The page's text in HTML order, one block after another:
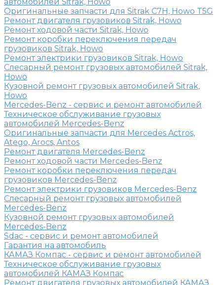
Оригинальные запчасти для Sitrak C7H, Howo T5G
Ремонт двигателя грузовиков Sitrak, Howo
Ремонт ходовой части Sitrak, Howo
Ремонт коробки переключения передач
грузовиков Sitrak, Howo
Ремонт электрики грузовиков Sitrak, Howo
Слесарный ремонт грузовых автомобилей Sitrak,
Howo
Кузовной ремонт грузовых автомобилей Sitrak,
Howo
Mercedes-Benz - сервис и ремонт автомобилей
Техническое обслуживание грузовых
автомобилей Mercedes-Benz
Оригинальные запчасти для Mercedes Actros,
Atego, Arocs, Antos
Ремонт двигателя Mercedes-Benz
Ремонт ходовой части Mercedes-Benz
Ремонт коробки переключения передач
грузовиков Mercedes-Benz
Ремонт электрики грузовиков Mercedes-Benz
Слесарный ремонт грузовых автомобилей
Mercedes-Benz
Кузовной ремонт грузовых автомобилей
Mercedes-Benz
Sdac - сервис и ремонт автомобилей
Гарантия на автомобиль
КАМАЗ Компас - сервис и ремонт автомобилей
Техническое обслуживание грузовых
автомобилей КАМАЗ Компас
Ремонт двигателя грузовых автомобилей КАМАЗ